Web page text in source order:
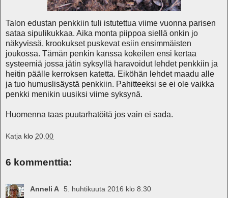
Talon edustan penkkiin tuli istutettua viime vuonna parisen
sataa sipulikukkaa. Aika monta piippoa siellä onkin jo
näkyvissä, krookukset puskevat esiin ensimmäisten
joukossa. Tämän penkin kanssa kokeilen ensi kertaa
systeemiä jossa jätin syksyllä haravoidut lehdet penkkiin ja
heitin päälle kerroksen katetta. Eiköhän lehdet maadu alle
ja tuo humuslisäystä penkkiin. Pahitteeksi se ei ole vaikka
penkki menikin uusiksi viime syksynä.
Huomenna taas puutarhatöitä jos vain ei sada.
Katja klo 20.00
6 kommenttia:
Anneli A 5. huhtikuuta 2016 klo 8.30